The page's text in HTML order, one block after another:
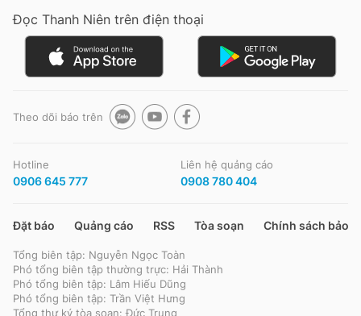
Đọc Thanh Niên trên điện thoại
Theo dõi báo trên
Hotline
0906 645 777
Liên hệ quảng cáo
0908 780 404
Đặt báo Quảng cáo RSS Tòa soạn Chính sách bảo
Tổng biên tập: Nguyễn Ngọc Toàn
Phó tổng biên tập thường trực: Hải Thành
Phó tổng biên tập: Lâm Hiếu Dũng
Phó tổng biên tập: Trần Việt Hưng
Tổng thư ký tòa soạn: Đức Trung